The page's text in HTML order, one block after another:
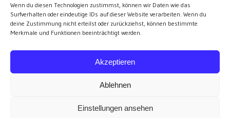
Wenn du diesen Technologien zustimmst, können wir Daten wie das
Surfverhalten oder eindeutige IDs auf dieser Website verarbeiten. Wenn du
deine Zustimmung nicht erteilst oder zurückziehst, können bestimmte
Merkmale und Funktionen beeinträchtigt werden.
Akzeptieren
Ablehnen
Einstellungen ansehen
Ungarn ist demokratischer als Österreich
alle Artikel
Impressum